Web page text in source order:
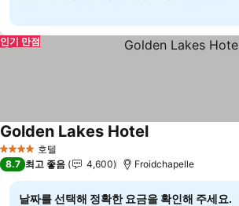
인기 만점
4 성급 호텔
Golden Lakes Hotel요금 보기
8.7 최고 좋음 4,600 Froidchapelle
날짜를 선택해 정확한 요금을 확인해 주세요.